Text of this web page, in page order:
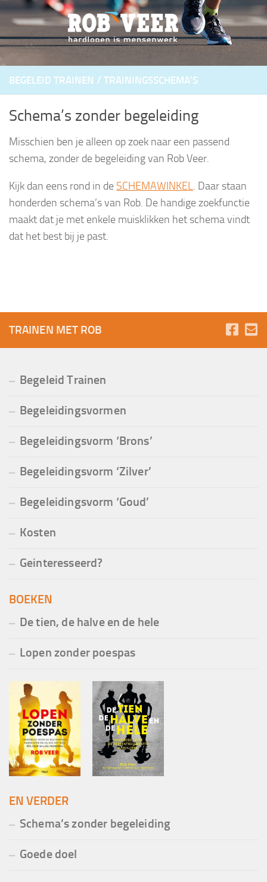
Doorgaan naar inhoud
BEGELEID TRAINEN / TRAININGSSCHEMA'S
Schema’s zonder begeleiding
Misschien ben je alleen op zoek naar een passend
schema, zonder de begeleiding van Rob Veer.
Kijk dan eens rond in de SCHEMAWINKEL. Daar staan
honderden schema’s van Rob. De handige zoekfunctie
maakt dat je met enkele muisklikken het schema vindt
dat het best bij je past.
TRAINEN MET ROB
Begeleid Trainen
Begeleidingsvormen
Begeleidingsvorm ‘Brons’
Begeleidingsvorm ‘Zilver’
Begeleidingsvorm ‘Goud’
Kosten
Geinteresseerd?
BOEKEN
De tien, de halve en de hele
Lopen zonder poespas
EN VERDER
Schema’s zonder begeleiding
Goede doel